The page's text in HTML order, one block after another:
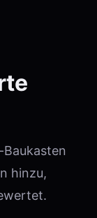
hinzu,